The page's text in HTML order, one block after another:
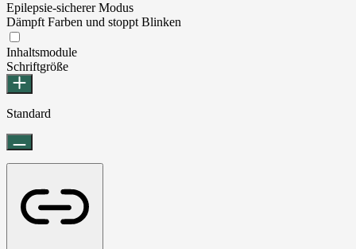
Epilepsie-sicherer Modus
Dämpft Farben und stoppt Blinken
Inhaltsmodule
Schriftgröße
Standard